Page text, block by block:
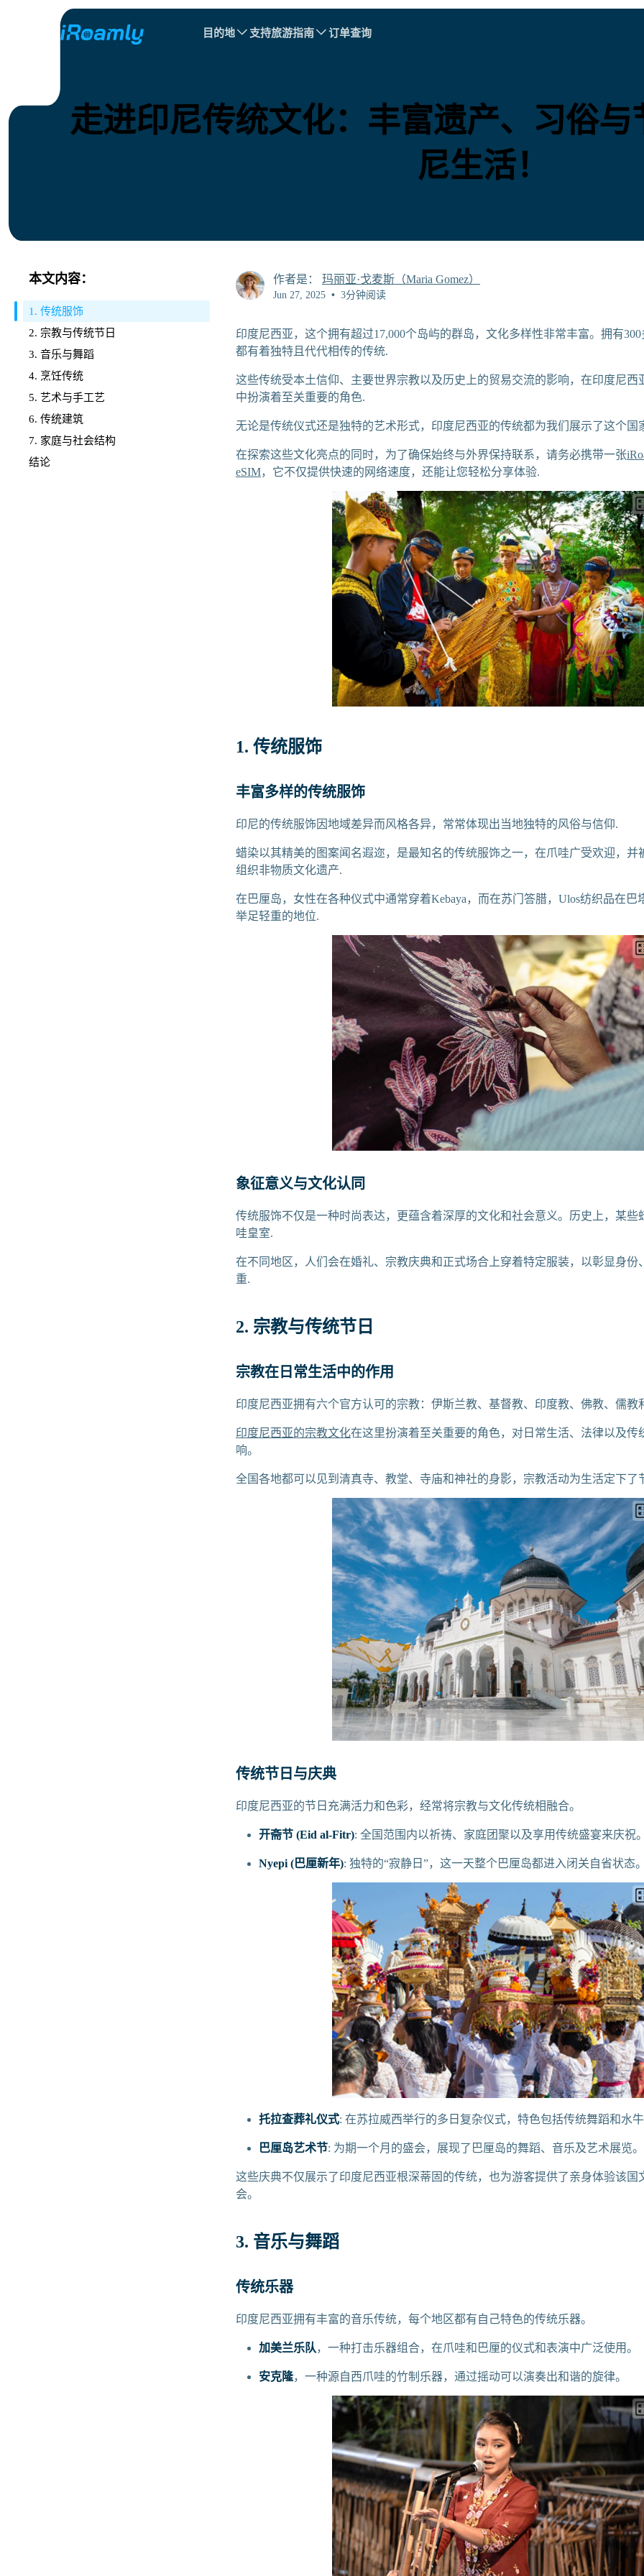
目的地 支持旅游指南 订单查询
区域eSIM
白俄罗斯 比利时 文莱
捷克共和国
走进印尼传统文化：丰富遗产、习俗
尼生活！
本文内容：
1. 传统服饰
2. 宗教与传统节日
3. 音乐与舞蹈
4. 烹饪传统
5. 艺术与手工艺
6. 传统建筑
7. 家庭与社会结构
结论
作者是： 玛丽亚·戈麦斯（Maria Gomez）
Jun 27, 2025 • 3分钟阅读
印度尼西亚，这个拥有超过17,000个岛屿的群岛，文化多样性非常丰富。拥有
都有着独特且代代相传的传统.
这些传统受本土信仰、主要世界宗教以及历史上的贸易交流的影响，在印度尼西
中扮演着至关重要的角色.
无论是传统仪式还是独特的艺术形式，印度尼西亚的传统都为我们展示了这个国
在探索这些文化亮点的同时，为了确保始终与外界保持联系，请务必携带一张
eSIM，它不仅提供快速的网络速度，还能让您轻松分享体验.
1. 传统服饰
丰富多样的传统服饰
印尼的传统服饰因地域差异而风格各异，常常体现出当地独特的风俗与信仰.
蜡染以其精美的图案闻名遐迩，是最知名的传统服饰之一，在爪哇广受欢迎，并
组织非物质文化遗产.
在巴厘岛，女性在各种仪式中通常穿着Kebaya，而在苏门答腊，Ulos纺织品在巴
举足轻重的地位.
象征意义与文化认同
传统服饰不仅是一种时尚表达，更蕴含着深厚的文化和社会意义。历史上，某些
哇皇室.
在不同地区，人们会在婚礼、宗教庆典和正式场合上穿着特定服装，以彰显身份
重.
2. 宗教与传统节日
宗教在日常生活中的作用
印度尼西亚拥有六个官方认可的宗教：伊斯兰教、基督教、印度教、佛教、儒教
印度尼西亚的宗教文化在这里扮演着至关重要的角色，对日常生活、法律以及传
响。
全国各地都可以见到清真寺、教堂、寺庙和神社的身影，宗教活动为生活定下了
传统节日与庆典
印度尼西亚的节日充满活力和色彩，经常将宗教与文化传统相融合。
开斋节 (Eid al-Fitr): 全国范围内以祈祷、家庭团聚以及享用传统盛宴来庆祝
Nyepi (巴厘新年): 独特的“寂静日”，这一天整个巴厘岛都进入闭关自省状态
托拉查葬礼仪式: 在苏拉威西举行的多日复杂仪式，特色包括传统舞蹈和水
巴厘岛艺术节: 为期一个月的盛会，展现了巴厘岛的舞蹈、音乐及艺术展览。
这些庆典不仅展示了印度尼西亚根深蒂固的传统，也为游客提供了亲身体验该国
会。
3. 音乐与舞蹈
传统乐器
印度尼西亚拥有丰富的音乐传统，每个地区都有自己特色的传统乐器。
加美兰乐队，一种打击乐器组合，在爪哇和巴厘的仪式和表演中广泛使用。
安克隆，一种源自西爪哇的竹制乐器，通过摇动可以演奏出和谐的旋律。